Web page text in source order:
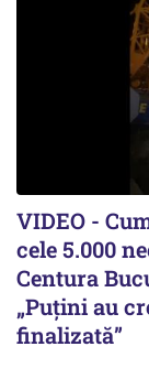
VIDEO -
cele 5.000
Centura
„Puțini au
finalizată”